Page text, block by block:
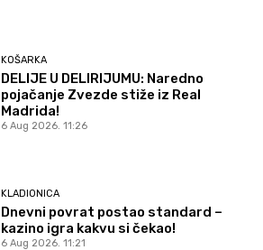
KOŠARKA
DELIJE U DELIRIJUMU: Naredno
pojačanje Zvezde stiže iz Real
Madrida!
6 Aug 2026. 11:26
KLADIONICA
Dnevni povrat postao standard –
kazino igra kakvu si čekao!
6 Aug 2026. 11:21